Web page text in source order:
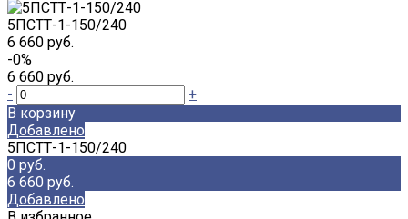
5ПСТТ-1-150/240
6 660 руб.
-0%
6 660 руб.
-
+
В корзину
Добавлено
5ПСТТ-1-150/240
0 руб.
6 660 руб.
Добавлено